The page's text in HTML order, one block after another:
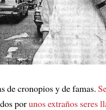
de cronopios y de famas.
porunos extraños seres